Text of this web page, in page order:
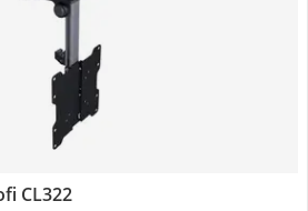
CL322